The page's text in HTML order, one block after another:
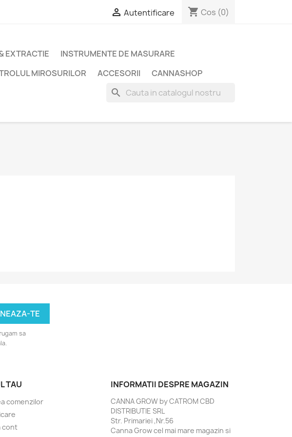
 Autentificare shopping_cart Cos (0)
EXTRACTIE
INSTRUMENTE DE MASURARE
MIROSURILOR ACCESORII CANNASHOP
search
sa
TAU
comenzilor
cont
INFORMATII DESPRE MAGAZIN
CANNA GROW by CATROM CBD
DISTRIBUTIE SRL
Str. Primariei ,Nr.56
Canna Grow cel mai mare magazin si